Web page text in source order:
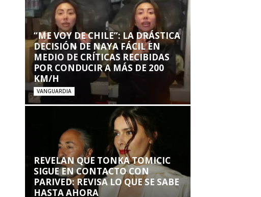
“ME VOY DE CHILE”: LA DRÁSTICA
DECISIÓN DE NAYA FÁCIL EN
MEDIO DE CRÍTICAS RECIBIDAS
POR CONDUCIR A MÁS DE 200
KM/H
VANGUARDIA
REVELAN QUE TONKA TOMICIC
SIGUE EN CONTACTO CON
PARIVED: REVISA LO QUE SE SABE
HASTA AHORA